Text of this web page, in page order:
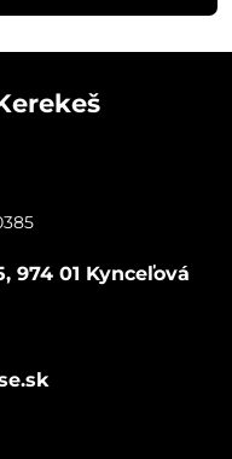
974 01 Kynceľová